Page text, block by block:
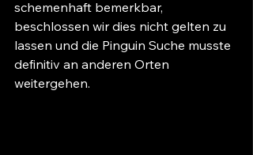
schemenhaft bemerkbar,
beschlossen wir dies nicht gelten zu
lassen und die Pinguin Suche musste
definitiv an anderen Orten
weitergehen.